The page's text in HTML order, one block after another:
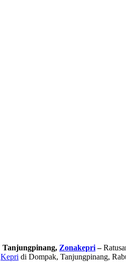
Tanjungpinang, Zonakepri–
Kepri di Dompak, Tanjungpinang,